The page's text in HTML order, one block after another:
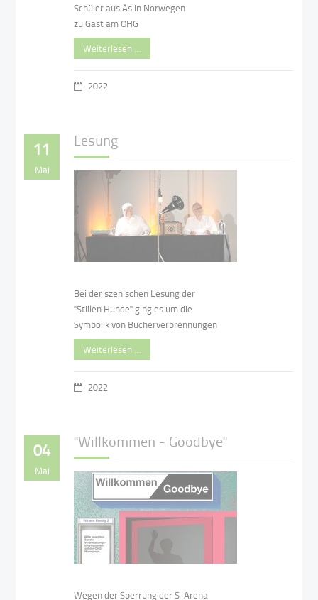
Schüler aus Ås in Norwegen
zu Gast am OHG
Weiterlesen …
2022
11
Mai
Lesung
Bei der szenischen Lesung der
"Stillen Hunde" ging es um die
Symbolik von Bücherverbrennungen
Weiterlesen …
2022
04
Mai
"Willkommen - Goodbye"
Wegen der Sperrung der S-Arena